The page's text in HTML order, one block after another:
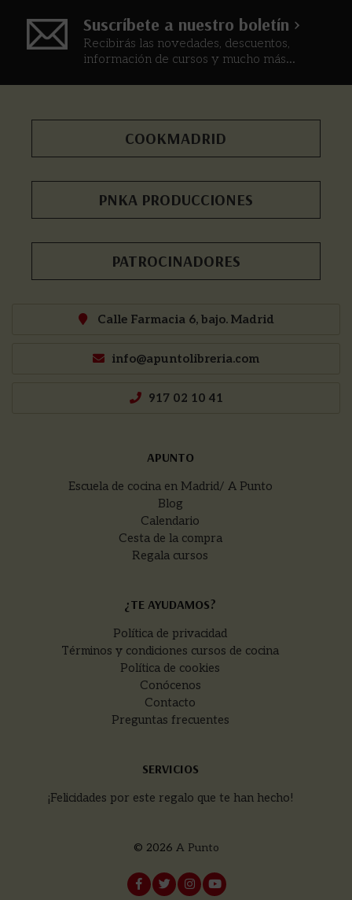
Suscríbete a nuestro boletín >
Recibirás las novedades, descuentos,
información de cursos y mucho más...
COOKMADRID
PNKA PRODUCCIONES
PATROCINADORES
Calle Farmacia 6, bajo. Madrid
info@apuntolibreria.com
917 02 10 41
APUNTO
Escuela de cocina en Madrid/ A Punto
Blog
Calendario
Cesta de la compra
Regala cursos
¿TE AYUDAMOS?
Política de privacidad
Términos y condiciones cursos de cocina
Política de cookies
Conócenos
Contacto
Preguntas frecuentes
SERVICIOS
¡Felicidades por este regalo que te han hecho!
© 2026 A Punto